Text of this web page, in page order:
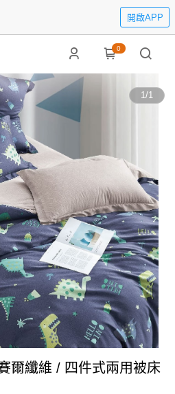
開啟APP
0
1/1
爾纖維 / 四件式兩用被床